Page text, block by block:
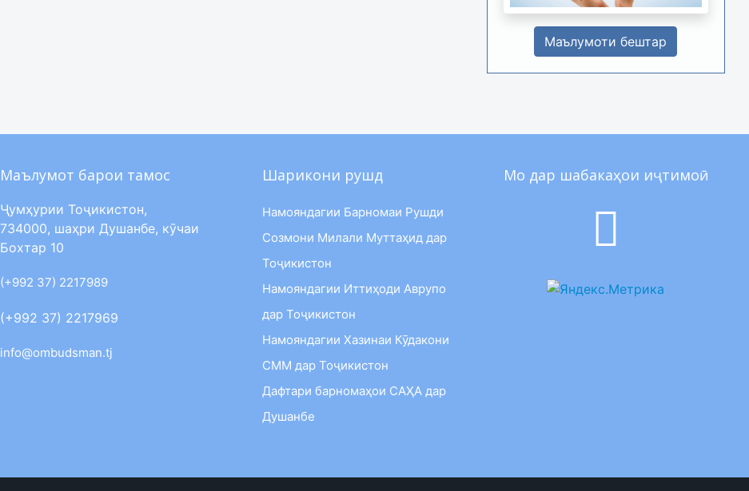
Маълумоти бештар
Маълумот барои тамос
Ҷумҳурии Тоҷикистон,
734000, шаҳри Душанбе, кӯчаи
Бохтар 10
(+992 37) 2217989
(+992 37) 2217969
info@ombudsman.tj
Шарикони рушд
Намояндагии Барномаи Рушди
Созмони Милали Муттаҳид дар
Тоҷикистон
Намояндагии Иттиҳоди Аврупо
дар Тоҷикистон
Намояндагии Хазинаи Кӯдакони
СММ дар Тоҷикистон
Дафтари барномаҳои САҲА дар
Душанбе
Мо дар шабакаҳои иҷтимоӣ